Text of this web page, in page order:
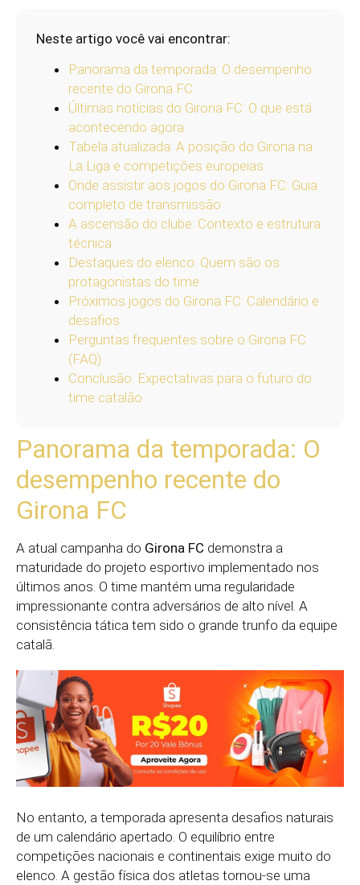
Neste artigo você vai encontrar:
Panorama da temporada: O desempenho
recente do Girona FC
Últimas notícias do Girona FC: O que está
acontecendo agora
Tabela atualizada: A posição do Girona na
La Liga e competições europeias
Onde assistir aos jogos do Girona FC: Guia
completo de transmissão
A ascensão do clube: Contexto e estrutura
técnica
Destaques do elenco: Quem são os
protagonistas do time
Próximos jogos do Girona FC: Calendário e
desafios
Perguntas frequentes sobre o Girona FC
(FAQ)
Conclusão: Expectativas para o futuro do
time catalão
Panorama da temporada: O
desempenho recente do
Girona FC
A atual campanha do Girona FC demonstra a
maturidade do projeto esportivo implementado nos
últimos anos. O time mantém uma regularidade
impressionante contra adversários de alto nível. A
consistência tática tem sido o grande trunfo da equipe
catalã.
No entanto, a temporada apresenta desafios naturais
de um calendário apertado. O equilíbrio entre
competições nacionais e continentais exige muito do
elenco. A gestão física dos atletas tornou-se uma